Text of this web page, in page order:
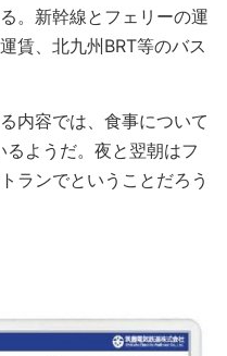
。新幹線とフェリーの運
賃、北九州BRT等のバス
内容では、食事について
ようだ。夜と翌朝はフ
ランでということだろう